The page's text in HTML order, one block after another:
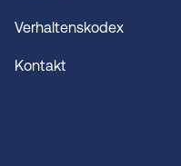
Verhaltenskodex
Kontakt